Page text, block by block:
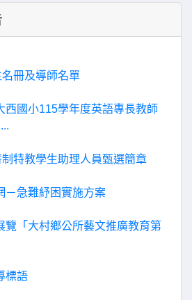
冊及導師名單
西國小115學年度英語專長教師
特教學生助理人員甄選簡章
－急難紓困實施方案
覽「大村鄉公所藝文推廣教育第
標語